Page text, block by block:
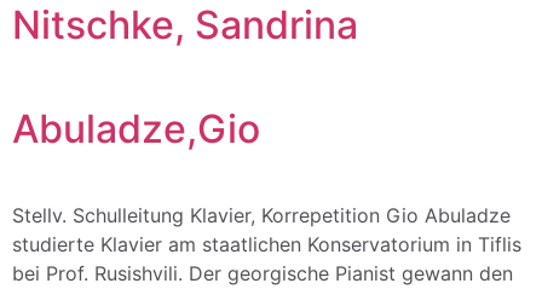
Nitschke, Sandrina
Abuladze,Gio
Stellv. Schulleitung Klavier, Korrepetition Gio Abuladze
studierte Klavier am staatlichen Konservatorium in Tiflis
bei Prof. Rusishvili. Der georgische Pianist gewann den